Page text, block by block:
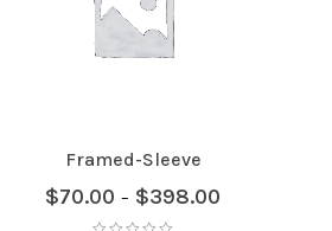
Framed-Sleeve
$70.00 – $398.00